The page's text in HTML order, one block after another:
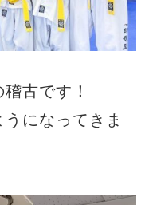
古です！
になってきま